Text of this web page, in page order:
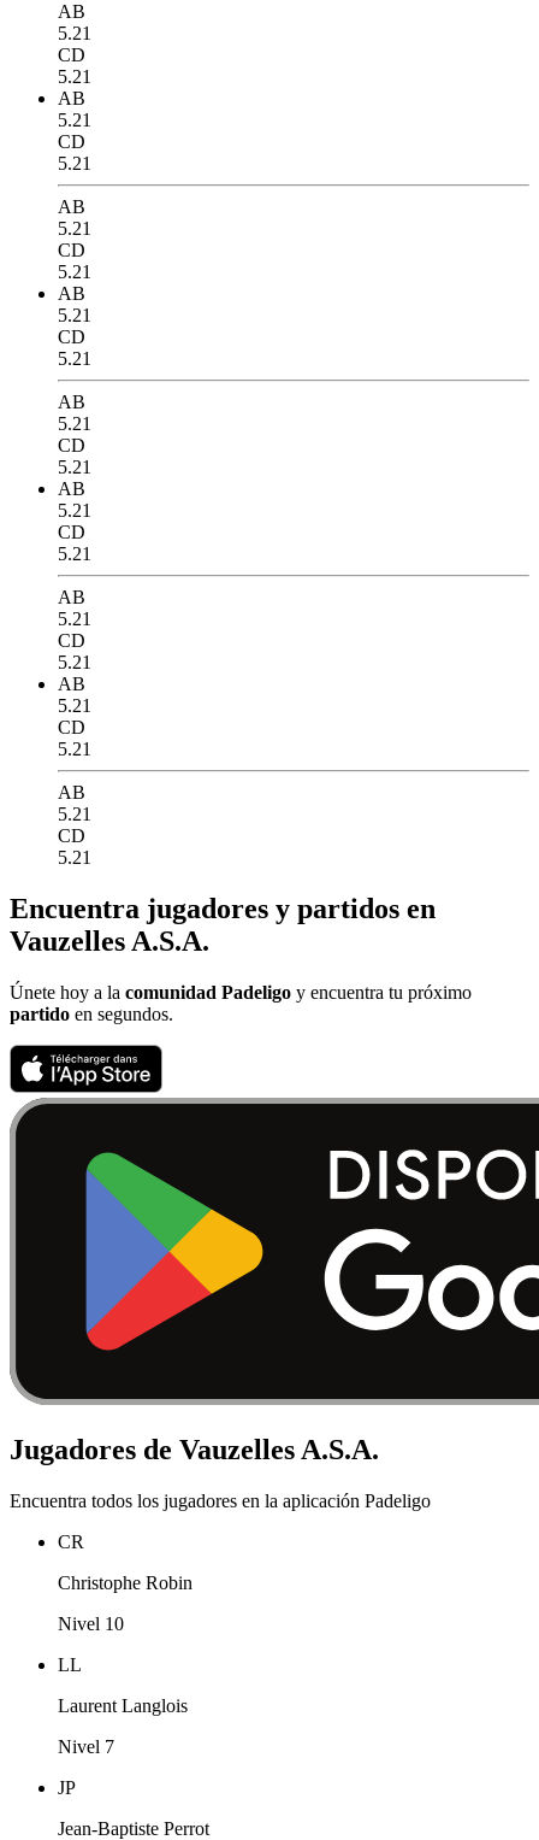
AB
5.21
CD
5.21
AB
5.21
CD
5.21
AB
5.21
CD
5.21
AB
5.21
CD
5.21
AB
5.21
CD
5.21
AB
5.21
CD
5.21
AB
5.21
CD
5.21
AB
5.21
CD
5.21
AB
5.21
CD
5.21
Encuentra jugadores y partidos en
Vauzelles A.S.A.
Únete hoy a la comunidad Padeligo y encuentra tu próximo
partido en segundos.
Jugadores de Vauzelles A.S.A.
Encuentra todos los jugadores en la aplicación Padeligo
CR
Christophe Robin
Nivel 10
LL
Laurent Langlois
Nivel 7
JP
Jean-Baptiste Perrot